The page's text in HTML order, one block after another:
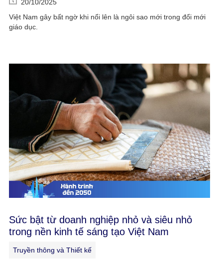
20/10/2025
Việt Nam gây bất ngờ khi nổi lên là ngôi sao mới trong đổi mới
giáo dục.
Sức bật từ doanh nghiệp nhỏ và siêu nhỏ
trong nền kinh tế sáng tạo Việt Nam
Truyền thông và Thiết kế